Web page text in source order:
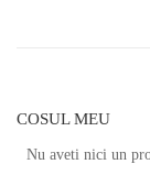
COSUL MEU
Nu aveti nici un